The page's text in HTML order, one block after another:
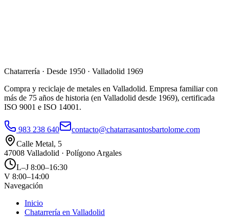
Chatarrería · Desde 1950 · Valladolid 1969
Compra y reciclaje de metales en Valladolid. Empresa familiar con
más de 75 años de historia (en Valladolid desde 1969), certificada
ISO 9001 e ISO 14001.
983 238 640
contacto@chatarrasantosbartolome.com
Calle Metal, 5
47008 Valladolid · Polígono Argales
L–J 8:00–16:30
V 8:00–14:00
Navegación
Inicio
Chatarrería en Valladolid